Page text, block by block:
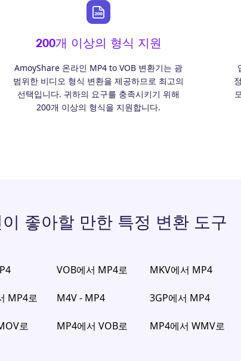
200개 이상의 형식 지원
AmoyShare 온라인 MP4 to VOB 변환기는 광
범위한 비디오 형식 변환을 제공하므로 최고의
선택입니다. 귀하의 요구를 충족시키기 위해
200개 이상의 형식을 지원합니다.
이 좋아할 만한 특정 변환 도구
VOB에서 MP4로 MKV에서 MP4
MP4로 M4V - MP4 3GP에서 MP4
로 MP4에서 VOB로 MP4에서 WMV로